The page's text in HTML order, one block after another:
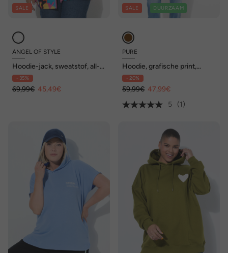
SALE
ANGEL OF STYLE
Hoodie-jack, sweatstof, all-
over print, capuchon
- 35%
69,99€ 45,49€
SALE DUURZAAM
PURE
Hoodie, grafische print,
capuchon, lange mouwen,
biologisch katoen
- 20%
59,99€ 47,99€
5
(1)